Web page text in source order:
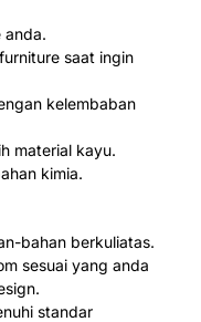
anda.
saat ingin
kelembaban
material kayu.
kimia.
bahan berkuliatas.
sesuai yang anda
standar